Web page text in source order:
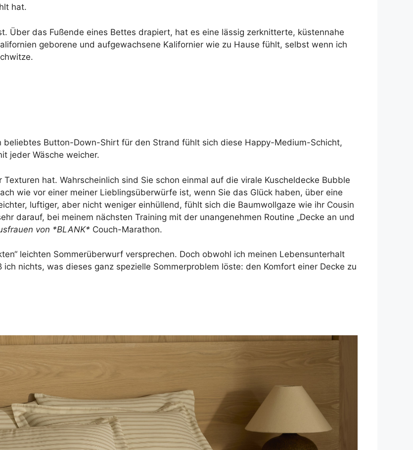
hat.
Über das Fußende eines Bettes drapiert, hat es eine lässig zerknitterte, küstennahe
geborene und aufgewachsene Kalifornier wie zu Hause fühlt, selbst wenn ich
beliebtes Button-Down-Shirt für den Strand fühlt sich diese Happy-Medium-Schicht,
jeder Wäsche weicher.
hat. Wahrscheinlich sind Sie schon einmal auf die virale Kuscheldecke Bubble
wie vor einer meiner Lieblingsüberwürfe ist, wenn Sie das Glück haben, über eine
luftiger, aber nicht weniger einhüllend, fühlt sich die Baumwollgaze wie ihr Cousin
darauf, bei meinem nächsten Training mit der unangenehmen Routine „Decke an und
von *BLANK* Couch-Marathon.
leichten Sommerüberwurf versprechen. Doch obwohl ich meinen Lebensunterhalt
nichts, was dieses ganz spezielle Sommerproblem löste: den Komfort einer Decke zu